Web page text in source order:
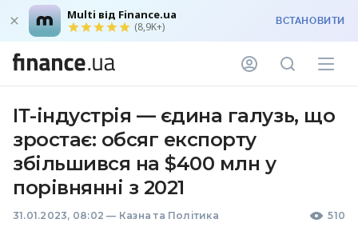
Multi від Finance.ua
(8,9K+) ВСТАНОВИТИ
ІТ-індустрія — єдина галузь, що
зростає: обсяг експорту
збільшився на $400 млн у
порівнянні з 2021
31.01.2023, 08:02 — Казна та Політика 510